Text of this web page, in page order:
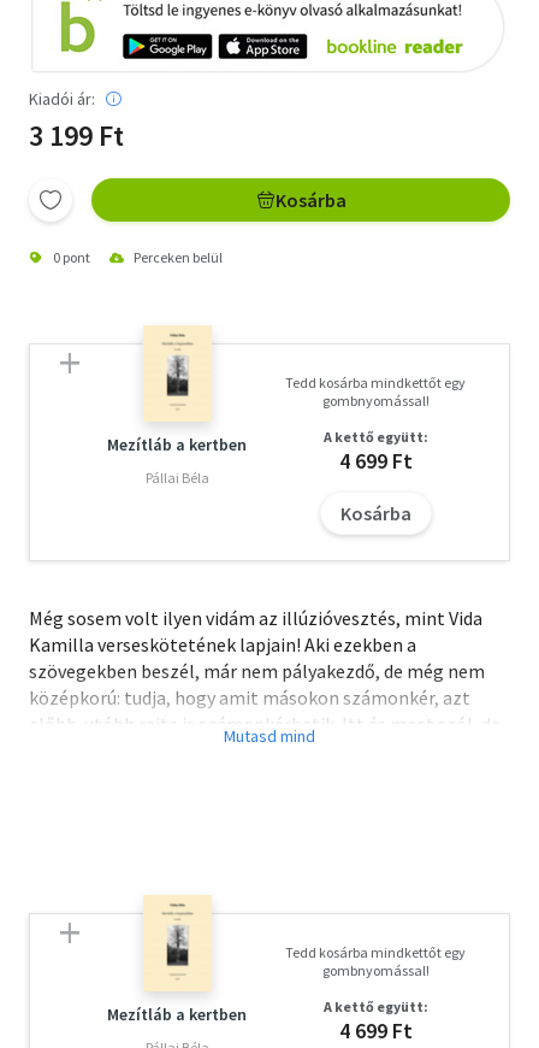
Kiadói ár:
3 199 Ft
Kosárba
0 pont Perceken belül
Mezítláb a kertben
Pállai Béla
Tedd kosárba mindkettőt egy
gombnyomással!
A kettő együtt:
4 699 Ft
Kosárba
Még sosem volt ilyen vidám az illúzióvesztés, mint Vida
Kamilla verseskötetének lapjain! Aki ezekben a
szövegekben beszél, már nem pályakezdő, de még nem
középkorú: tudja, hogy amit másokon számonkér, azt
előbb-utóbb rajta is számonkérhetik. Itt és most szól, de
tudja, milyen közelmúlt van mögötte, és tudja, milyen
tanulhatunk tőlük. A történelem itt van, és soha nem
érhet véget.
A letöltéssel kapcsolatos kérdésekreitttalálhat választ.
Mezítláb a kertben
Tedd kosárba mindkettőt egy
gombnyomással!
A kettő együtt:
4 699 Ft